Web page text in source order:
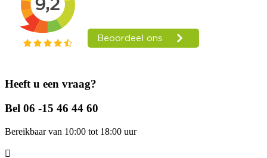
Heeft u een vraag?
Bel 06 -15 46 44 60
Bereikbaar van 10:00 tot 18:00 uur